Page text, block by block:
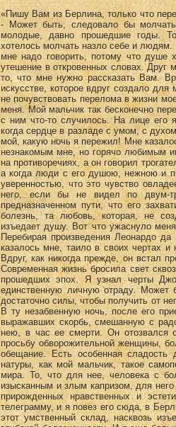
«Пишу Вам из Берлина, только что
- Может быть, следовало бы
молодые, давно прошедшие годы.
хотелось молчать назло себе и людям.
мне надо говорить, потому что душе
утешение в откровенных словах. Друг
то, что мне нужно рассказать Вам.
искусстве, которое вдруг создало
не почувствовать перелома в жизни
меня. Мой мальчик так бесконечно
с ним что-то случилось. На лице его
когда сердце в разладе с умом, с
мой, какую ночь я пережил! Мне
незнакомым мне, но горячо любимым
на противоречиях, а он говорил
а когда люди с его душою, нежною и
уверенностью, что это чувство
него, если бы не видел по двум-
предназначенном пути, что его
болезнь, та любовь, которая, не
изъедает душу. Вот что ужаснуло
Перебирая произведения Леонардо
казалось мне, таило в своих чертах и
Вдруг, как никогда прежде, он встал
Современная жизнь бросила свет
прошедших эпох. Я узнал черты
единственную личную отраду. Может
достаточно силы, чтобы получить от
В ту незабвенную ночь, после его
выражавших скорбь, смешанную с
нею, в час ее смерти. Он отозвался
просьбу обворожительной женщины,
обещание. Есть особенная
натуры, как мой мальчик, такое
мира. То, что для нее, человека с
изысканным и злым капризом, для
прирожденных нравственных и
телеграмму, и я повез его сюда, в
этот умственный склад, насквозь